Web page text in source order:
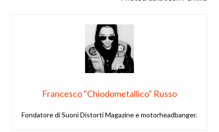
Francesco "Chiodometallico" Russo
Fondatore di Suoni Distorti Magazine e motorheadbanger.